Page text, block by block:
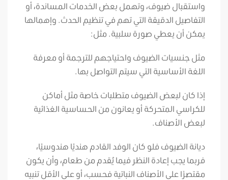
واستقبال ضيوف، وتهمل بعض الخدمات المساندة، أو
التفاصيل الدقيقة التي تهم في تنظيم الحدث. وإهمالها
يمكن أن يعطي صورة سلبية. مثل:
مثل جنسيات الضيوف واحتياجهم للترجمة أو معرفة
اللغة الأساسية التي سيتم التواصل بها.
إذا كان لبعض الضيوف متطلبات خاصة مثل أماكن
للكراسي المتحركة أو يعانون من الحساسية الغذائية
لبعض الأصناف.
ديانة الضيوف فلو كان الوفد القادم هنديًا هندوسيًا،
فربما يجب إعادة النظر فيما يُقدم من طعام، وأن يكون
مقتصرًا على الأصناف النباتية فحسب، أو على الأقل تنبيه